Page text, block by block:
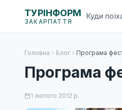
ТУРІНФОРМ
ЗАКАРПАТТЯ
Куди
Головна Блог Програма
Програма
1 лютого 2012 р.